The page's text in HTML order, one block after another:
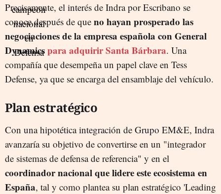
Precisamente, el interés de Indra por Escribano se
conoce después de que no hayan prosperado las
negociaciones de la empresa española con General
Dynamicspara adquirir Santa Bárbara. Una
compañía que desempeña un papel clave en Tess
Defense, ya que se encarga del ensamblaje del vehículo.
Plan estratégico
Con una hipotética integración de Grupo EM&E, Indra
avanzaría su objetivo de convertirse en un "integrador
de sistemas de defensa de referencia" y en el
coordinador nacional que lidere este ecosistema en
España, tal y como plantea su plan estratégico 'Leading